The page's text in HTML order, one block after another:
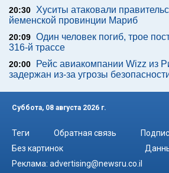
20:30 Хуситы атаковали
йеменской провинции Мариб
20:09 Один человек погиб, трое
316-й трассе
20:00
Рейс авиакомпании Wizz из
задержан из-за угрозы
Суббота, 08 августа 2026 г.
Теги Обратная связь
Без картинок
Реклама: advertising@newsru.co.il